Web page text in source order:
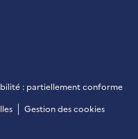
: partiellement conforme
Gestion des cookies